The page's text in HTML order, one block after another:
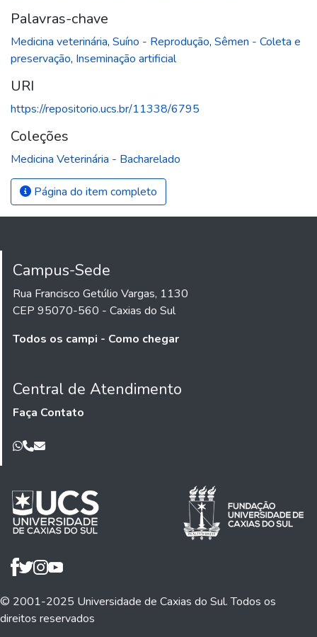
Palavras-chave
Medicina veterinária, Suíno - Reprodução, Sêmen - Coleta e
preservação, Inseminação artificial
URI
https://repositorio.ucs.br/11338/6795
Coleções
Medicina Veterinária - Bacharelado
Página do item completo
Campus-Sede
Rua Francisco Getúlio Vargas, 1130
CEP 95070-560 - Caxias do Sul
Todos os campi - Como chegar
Central de Atendimento
Faça Contato
© 2001-2025 Universidade de Caxias do Sul. Todos os
direitos reservados